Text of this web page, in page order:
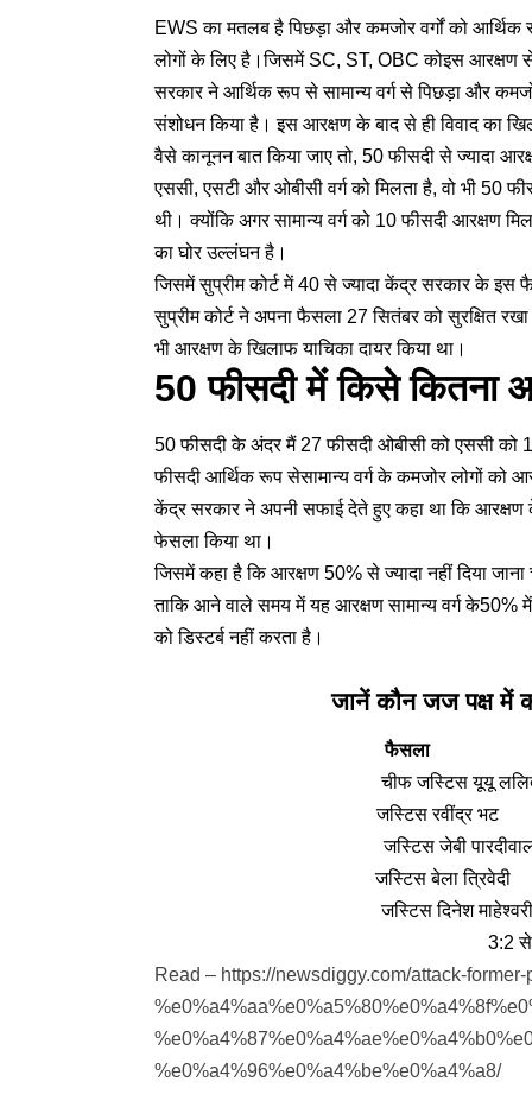
EWS का मतलब है पिछड़ा और कमजोर वर्गों को
लोगों के लिए है।जिसमें SC, ST, OBC कोइस आरक्षण
सरकार ने आर्थिक रूप से सामान्य वर्ग से पिछड़ा और
संशोधन किया है। इस आरक्षण के बाद से ही विवाद का
वैसे कानूनन बात किया जाए तो, 50 फीसदी से ज्यादा
एससी, एसटी और ओबीसी वर्ग को मिलता है, वो भी 50
थी। क्योंकि अगर सामान्य वर्ग को 10 फीसदी आरक्षण
का घोर उल्लंघन है।
जिसमें सुप्रीम कोर्ट में 40 से ज्यादा केंद्र सरकार के
सुप्रीम कोर्ट ने अपना फैसला 27 सितंबर को सुरक्षित
भी आरक्षण के खिलाफ याचिका दायर किया था।
50 फीसदी में किसे कितना
50 फीसदी के अंदर मैं 27 फीसदी ओबीसी को एससी को
फीसदी आर्थिक रूप सेसामान्य वर्ग के कमजोर लोगों को
केंद्र सरकार ने अपनी सफाई देते हुए कहा था कि आरक्षण
फेसला किया था।
जिसमें कहा है कि आरक्षण 50% से ज्यादा नहीं दिया
ताकि आने वाले समय में यह आरक्षण सामान्य वर्ग
को डिस्टर्ब नहीं करता है।
जानें कौन जज पक्ष में
फैसला
चीफ
जस्टिस
जस्टिस
जस्टिस
जस्टिस
3:2 से
Read – https://newsdiggy.com/attack-
%e0%a4%96%e0%a4%be%e0%a4%a8/